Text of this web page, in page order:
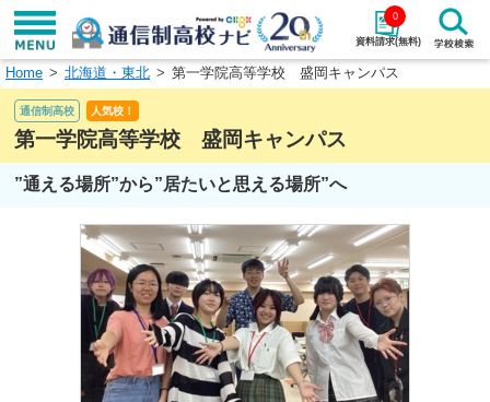
資料請求(無料)
0
学校名で探す
エリアから探す 特徴から探す
エリアを選択して探す
北海道・東北
北陸・甲信越
中国
Home 北海道・東北 第一学院高等学校 盛岡キャンパス
通信制高校 人気校！
第一学院高等学校 盛岡キャンパス
”通える場所”から”居たいと思える場所”へ